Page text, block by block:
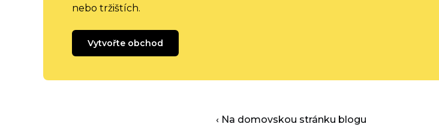
nebo tržištích.
Vytvořte obchod
‹ Na domovskou stránku blogu